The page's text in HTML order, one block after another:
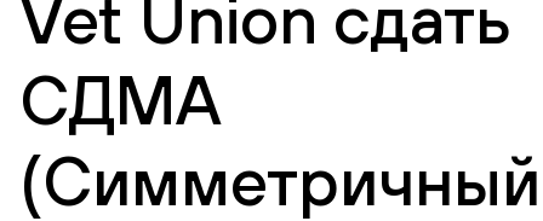
Vet Union сдать
СДМА
(Симметричный